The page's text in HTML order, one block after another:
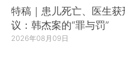
特稿｜患儿死亡、医生获
议：韩杰案的“罪与罚”
2026年08月09日